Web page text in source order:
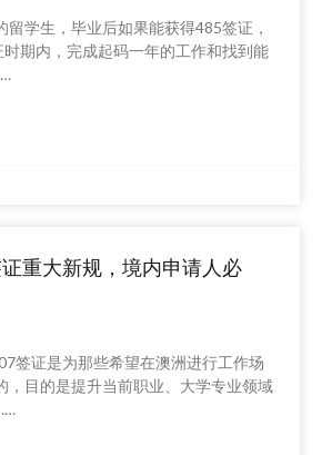
留学生，毕业后如果能获得485签证，
期内，完成起码一年的工作和找到能
重大新规，境内申请人必
签证是为那些希望在澳洲进行工作场
，目的是提升当前职业、大学专业领域